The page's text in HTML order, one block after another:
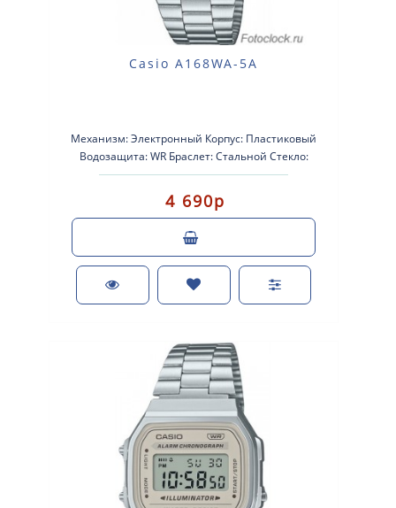
Casio A168WA-5A
Механизм: Электронный Корпус: Пластиковый
Водозащита: WR Браслет: Стальной Стекло:
Стеклопластик Подсветка: Мик..
4 690р